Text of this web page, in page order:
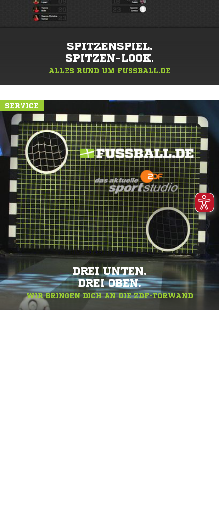
SPITZENSPIEL.
SPITZEN-LOOK.
ALLES RUND UM FUSSBALL.DE
SERVICE
DREI UNTEN.
DREI OBEN.
WIR BRINGEN DICH AN DIE ZDF-TORWAND